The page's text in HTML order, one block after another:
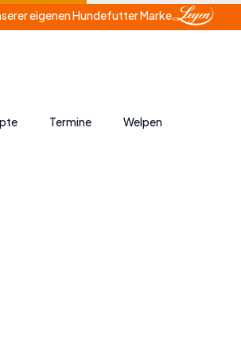
eigenen Hundefutter Marke
Termine Welpen